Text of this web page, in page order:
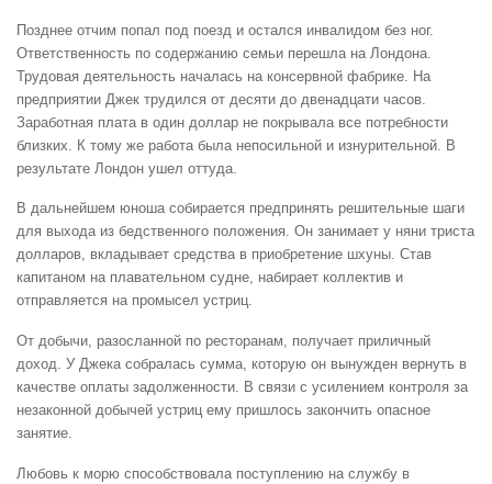
Позднее отчим попал под поезд и остался инвалидом без ног.
Ответственность по содержанию семьи перешла на Лондона.
Трудовая деятельность началась на консервной фабрике. На
предприятии Джек трудился от десяти до двенадцати часов.
Заработная плата в один доллар не покрывала все потребности
близких. К тому же работа была непосильной и изнурительной. В
результате Лондон ушел оттуда.
В дальнейшем юноша собирается предпринять решительные шаги
для выхода из бедственного положения. Он занимает у няни триста
долларов, вкладывает средства в приобретение шхуны. Став
капитаном на плавательном судне, набирает коллектив и
отправляется на промысел устриц.
От добычи, разосланной по ресторанам, получает приличный
доход. У Джека собралась сумма, которую он вынужден вернуть в
качестве оплаты задолженности. В связи с усилением контроля за
незаконной добычей устриц ему пришлось закончить опасное
занятие.
Любовь к морю способствовала поступлению на службу в